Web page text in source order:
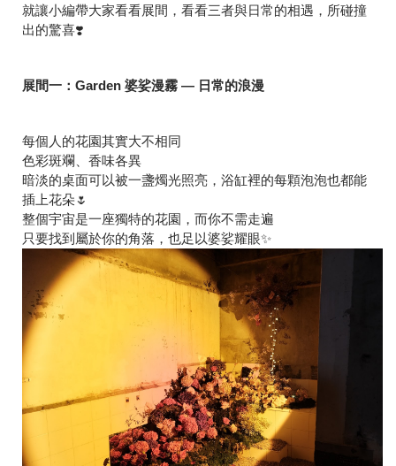
就讓小編帶大家看看展間，看看三者與日常的相遇，所碰撞
出的驚喜❣️
展間一：Garden 婆娑漫霧 — 日常的浪漫
每個人的花園其實大不相同
色彩斑斕、香味各異
暗淡的桌面可以被一盞燭光照亮，浴缸裡的每顆泡泡也都能
插上花朵🌷
整個宇宙是一座獨特的花園，而你不需走遍
只要找到屬於你的角落，也足以婆娑耀眼✨